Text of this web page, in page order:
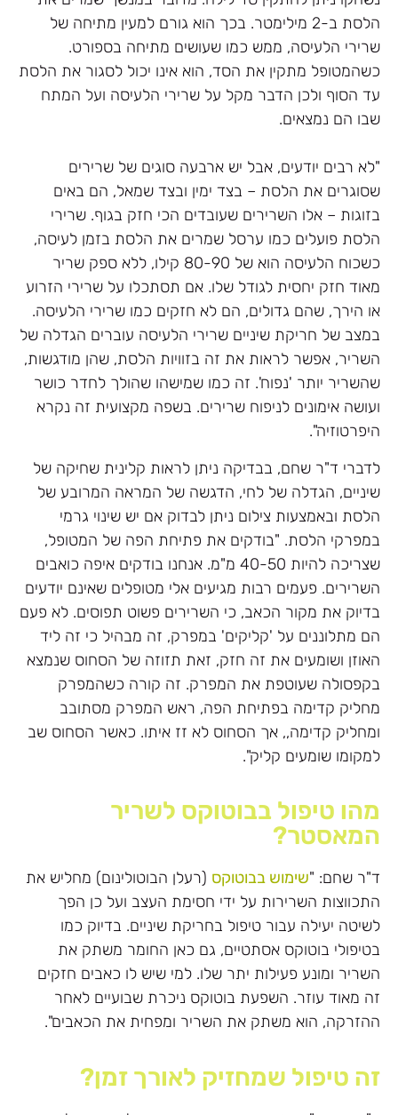
הלסת ב-2 מילימטר. בכך הוא גורם למעין מתיחה של
שרירי הלעיסה, ממש כמו שעושים מתיחה בספורט.
כשהמטופל מתקין את הסד, הוא אינו יכול לסגור את הלסת
עד הסוף ולכן הדבר מקל על שרירי הלעיסה ועל המתח
שבו הם נמצאים.
"לא רבים יודעים, אבל יש ארבעה סוגים של שרירים
שסוגרים את הלסת – בצד ימין ובצד שמאל, הם באים
בזוגות – אלו השרירים שעובדים הכי חזק בגוף. שרירי
הלסת פועלים כמו ערסל שמרים את הלסת בזמן לעיסה,
כשכוח הלעיסה הוא של 80-90 קילו, ללא ספק שריר
מאוד חזק יחסית לגודל שלו. אם תסתכלו על שרירי הזרוע
או הירך, שהם גדולים, הם לא חזקים כמו שרירי הלעיסה.
במצב של חריקת שיניים שרירי הלעיסה עוברים הגדלה של
השריר, אפשר לראות את זה בזוויות הלסת, שהן מודגשות,
שהשריר יותר 'נפוח'. זה כמו שמישהו שהולך לחדר כושר
ועושה אימונים לניפוח שרירים. בשפה מקצועית זה נקרא
היפרטוזיה".
לדברי ד"ר שחם, בבדיקה ניתן לראות קלינית שחיקה של
שיניים, הגדלה של לחי, הדגשה של המראה המרובע של
הלסת ובאמצעות צילום ניתן לבדוק אם יש שינוי גרמי
במפרקי הלסת. "בודקים את פתיחת הפה של המטופל,
שצריכה להיות 40-50 מ"מ. אנחנו בודקים איפה כואבים
השרירים. פעמים רבות מגיעים אלי מטופלים שאינם יודעים
בדיוק את מקור הכאב, כי השרירים פשוט תפוסים. לא פעם
הם מתלוננים על 'קליקים' במפרק, זה מבהיל כי זה ליד
האוזן ושומעים את זה חזק, זאת תזוזה של הסחוס שנמצא
בקפסולה שעוטפת את המפרק. זה קורה כשהמפרק
מחליק קדימה בפתיחת הפה, ראש המפרק מסתובב
ומחליק קדימה,, אך הסחוס לא זז איתו. כאשר הסחוס שב
למקומו שומעים קליק".
מהו טיפול בבוטוקס לשריר
המאסטר?
ד"ר שחם: "שימוש בבוטוקס (רעלן הבוטולינום) מחליש את
התכווצות השרירות על ידי חסימת העצב ועל כן הפך
לשיטה יעילה עבור טיפול בחריקת שיניים. בדיוק כמו
בטיפולי בוטוקס אסתטיים, גם כאן החומר משתק את
השריר ומונע פעילות יתר שלו. למי שיש לו כאבים חזקים
זה מאוד עוזר. השפעת בוטוקס ניכרת שבועיים לאחר
ההזרקה, הוא משתק את השריר ומפחית את הכאבים".
זה טיפול שמחזיק לאורך זמן?